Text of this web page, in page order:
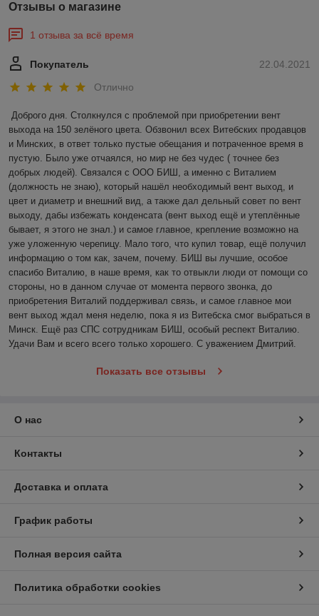
Отзывы о магазине
1 отзыва за всё время
22.04.2021
Покупатель
Отлично
Доброго дня. Столкнулся с проблемой при приобретении вент
выхода на 150 зелёного цвета. Обзвонил всех Витебских продавцов
и Минских, в ответ только пустые обещания и потраченное время в
пустую. Было уже отчаялся, но мир не без чудес ( точнее без
добрых людей). Связался с ООО БИШ, а именно с Виталием
(должность не знаю), который нашёл необходимый вент выход, и
цвет и диаметр и внешний вид, а также дал дельный совет по вент
выходу, дабы избежать конденсата (вент выход ещё и утеплённые
бывает, я этого не знал.) и самое главное, крепление возможно на
уже уложенную черепицу. Мало того, что купил товар, ещё получил
информацию о том как, зачем, почему. БИШ вы лучшие, особое
спасибо Виталию, в наше время, как то отвыкли люди от помощи со
стороны, но в данном случае от момента первого звонка, до
приобретения Виталий поддерживал связь, и самое главное мои
вент выход ждал меня неделю, пока я из Витебска смог выбраться в
Минск. Ещё раз СПС сотрудникам БИШ, особый респект Виталию.
Удачи Вам и всего всего только хорошего. С уважением Дмитрий.
Показать все отзывы
О нас
Контакты
Доставка и оплата
График работы
Полная версия сайта
Политика обработки cookies